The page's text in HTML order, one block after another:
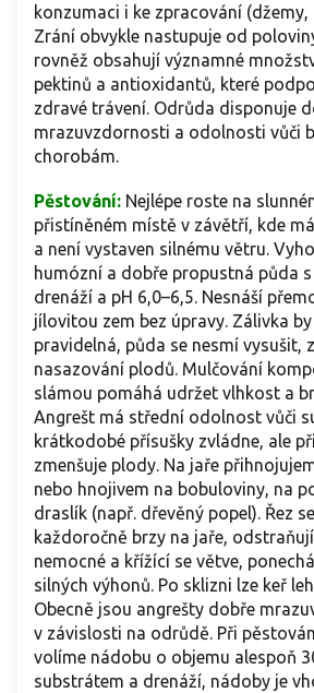
konzumaci i ke zpracování
Zrání obvykle nastupuje od
rovněž obsahují významné
pektinů a antioxidantů, které
zdravé trávení. Odrůda disponuje
mrazuvzdornosti a odolnosti vůči
chorobám.
Pěstování: Nejlépe roste na
přistíněném místě v závětří, kde
a není vystaven silnému větru.
humózní a dobře propustná půda
drenáží a pH 6,0–6,5. Nesnáší
jílovitou zem bez úpravy. Zálivka
pravidelná, půda se nesmí vysušit,
nasazování plodů. Mulčování
slámou pomáhá udržet vlhkost a
Angrešt má střední odolnost vůči
krátkodobé přísušky zvládne, ale
zmenšuje plody. Na jaře
nebo hnojivem na bobuloviny, na
draslík (např. dřevěný popel). Řez
každoročně brzy na jaře,
nemocné a křížící se větve,
silných výhonů. Po sklizni lze keř
Obecně jsou angrešty dobře
v závislosti na odrůdě. Při
volíme nádobu o objemu alespoň
substrátem a drenáží, nádoby je